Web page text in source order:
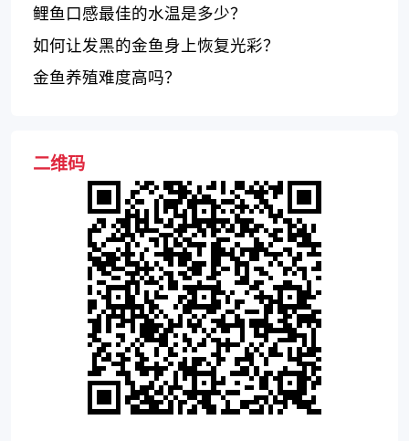
鲤鱼口感最佳的水温是多少？
如何让发黑的金鱼身上恢复光彩？
金鱼养殖难度高吗？
二维码